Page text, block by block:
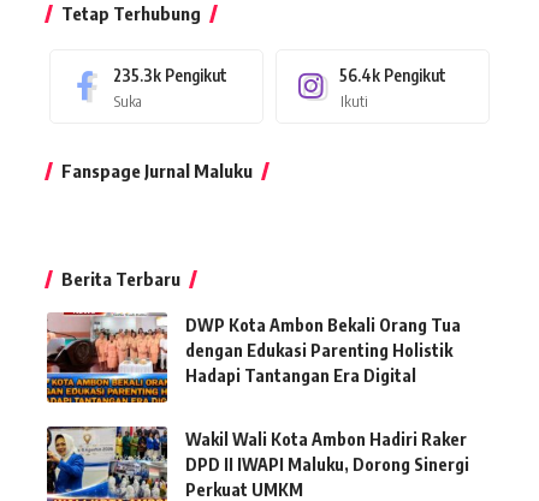
Tetap Terhubung
235.3k Pengikut
Suka
56.4k Pengikut
Ikuti
Fanspage Jurnal Maluku
Berita Terbaru
DWP Kota Ambon Bekali Orang Tua
dengan Edukasi Parenting Holistik
Hadapi Tantangan Era Digital
Wakil Wali Kota Ambon Hadiri Raker
DPD II IWAPI Maluku, Dorong Sinergi
Perkuat UMKM